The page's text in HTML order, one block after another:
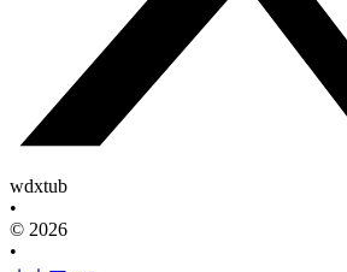
wdxtub
•
© 2026
•